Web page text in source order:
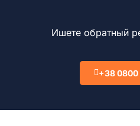
Ишете обратный
+38 0800